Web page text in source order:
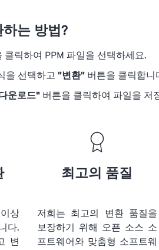
는 방법?
클릭하여 PPM 파일을 선택하세요.
을 선택하고 "변환" 버튼을 클릭합니
운로드" 버튼을 클릭하여 파일을 저
상
다.
변
최고의 품질
저희는 최고의 변환 품질을
보장하기 위해 오픈 소스 소
프트웨어와 맞춤형 소프트웨